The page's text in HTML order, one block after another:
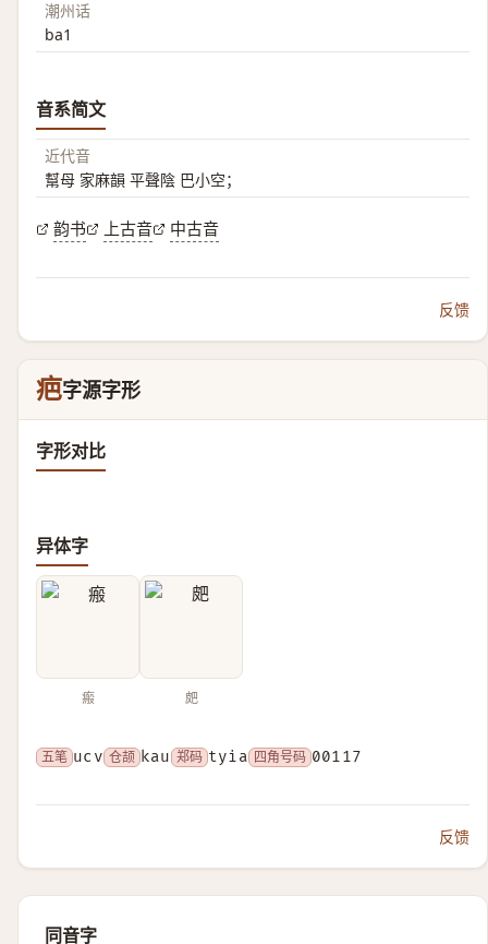
潮州话
ba1
音系简文
近代音
幫母 家麻韻 平聲陰 巴小空；
韵书 上古音 中古音
反馈
疤字源字形
字形对比
异体字
瘢 㿬
五笔 ucv 仓颉 kau 郑码 tyia 四角号码 00117
反馈
同音字